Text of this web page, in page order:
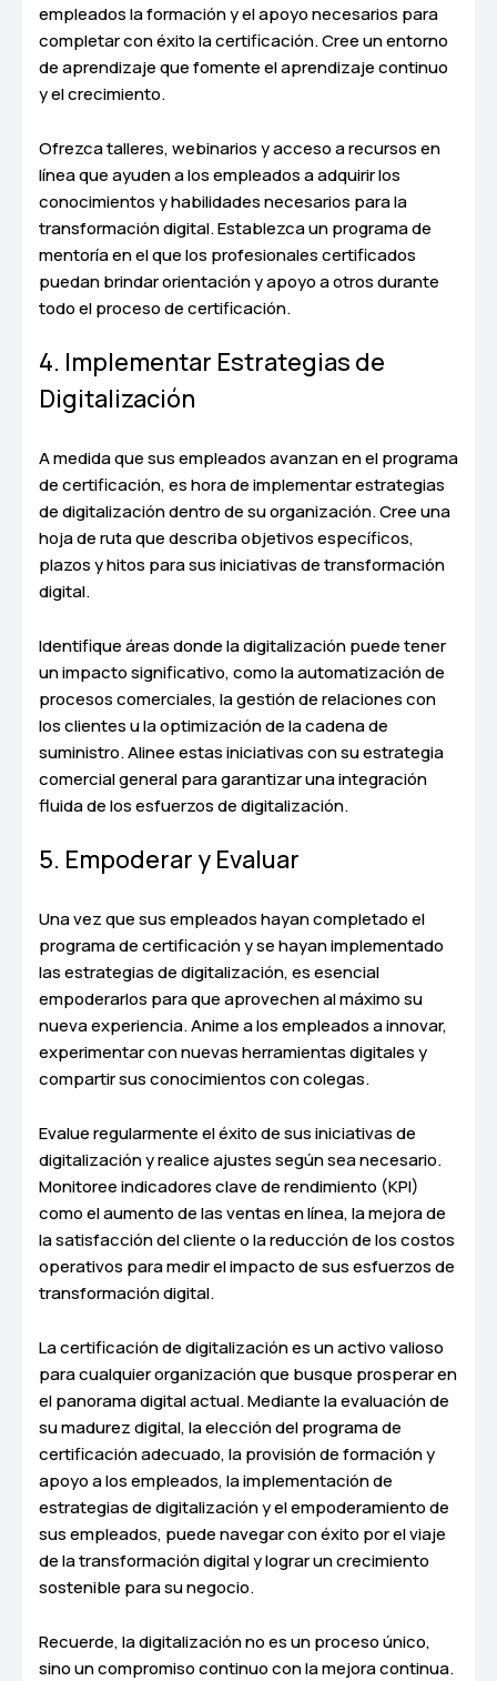
empleados la formación y el apoyo necesarios para
completar con éxito la certificación. Cree un entorno
de aprendizaje que fomente el aprendizaje continuo
y el crecimiento.
Ofrezca talleres, webinarios y acceso a recursos en
línea que ayuden a los empleados a adquirir los
conocimientos y habilidades necesarios para la
transformación digital. Establezca un programa de
mentoría en el que los profesionales certificados
puedan brindar orientación y apoyo a otros durante
todo el proceso de certificación.
4. Implementar Estrategias de
Digitalización
A medida que sus empleados avanzan en el programa
de certificación, es hora de implementar estrategias
de digitalización dentro de su organización. Cree una
hoja de ruta que describa objetivos específicos,
plazos y hitos para sus iniciativas de transformación
digital.
Identifique áreas donde la digitalización puede tener
un impacto significativo, como la automatización de
procesos comerciales, la gestión de relaciones con
los clientes u la optimización de la cadena de
suministro. Alinee estas iniciativas con su estrategia
comercial general para garantizar una integración
fluida de los esfuerzos de digitalización.
5. Empoderar y Evaluar
Una vez que sus empleados hayan completado el
programa de certificación y se hayan implementado
las estrategias de digitalización, es esencial
empoderarlos para que aprovechen al máximo su
nueva experiencia. Anime a los empleados a innovar,
experimentar con nuevas herramientas digitales y
compartir sus conocimientos con colegas.
Evalue regularmente el éxito de sus iniciativas de
digitalización y realice ajustes según sea necesario.
Monitoree indicadores clave de rendimiento (KPI)
como el aumento de las ventas en línea, la mejora de
la satisfacción del cliente o la reducción de los costos
operativos para medir el impacto de sus esfuerzos de
transformación digital.
La certificación de digitalización es un activo valioso
para cualquier organización que busque prosperar en
el panorama digital actual. Mediante la evaluación de
su madurez digital, la elección del programa de
certificación adecuado, la provisión de formación y
apoyo a los empleados, la implementación de
estrategias de digitalización y el empoderamiento de
sus empleados, puede navegar con éxito por el viaje
de la transformación digital y lograr un crecimiento
sostenible para su negocio.
Recuerde, la digitalización no es un proceso único,
sino un compromiso continuo con la mejora continua.